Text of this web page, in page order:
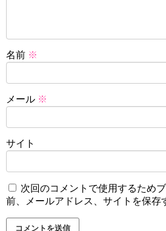
名前 ※
メール ※
サイト
次回のコメントで使用するため
前、メールアドレス、サイトを保存